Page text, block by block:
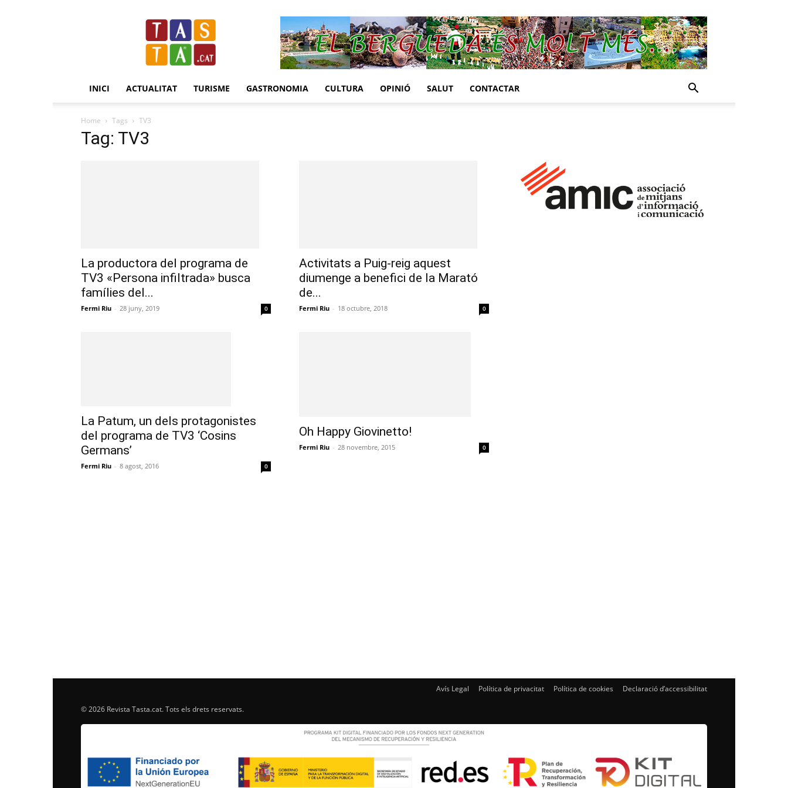
Revista
Tasta.cat
INICI ACTUALITAT TURISME GASTRONOMIA CULTURA OPINIÓ SALUT CONTACTAR
Home Tags TV3
Tag: TV3
La productora del programa de
TV3 «Persona infiltrada» busca
famílies del...
Fermi Riu - 28 juny, 2019 0
Activitats a Puig-reig aquest
diumenge a benefici de la Marató
de...
Fermi Riu - 18 octubre, 2018 0
La Patum, un dels protagonistes
del programa de TV3 ‘Cosins
Germans’
Fermi Riu - 8 agost, 2016 0
Oh Happy Giovinetto!
Fermi Riu - 28 novembre, 2015 0
Avís Legal Política de privacitat Política de cookies Declaració d’accessibilitat
© 2026 Revista Tasta.cat. Tots els drets reservats.